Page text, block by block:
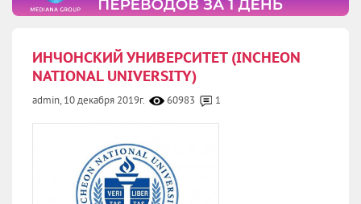
ИНЧОНСКИЙ УНИВЕРСИТЕТ (INCHEON
NATIONAL UNIVERSITY)
admin, 10 декабря 2019г. 60983 1